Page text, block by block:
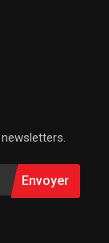
Envoyer